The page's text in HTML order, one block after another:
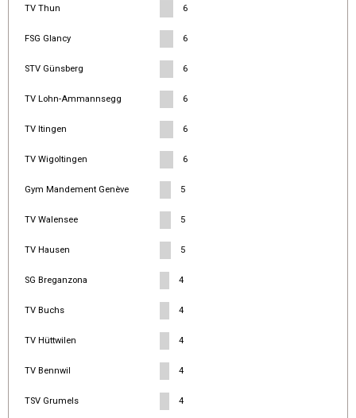
TV Thun 6
FSG Glancy 6
STV Günsberg 6
TV Lohn-Ammannsegg 6
TV Itingen 6
TV Wigoltingen 6
Gym Mandement Genève 5
TV Walensee 5
TV Hausen 5
SG Breganzona 4
TV Buchs 4
TV Hüttwilen 4
TV Bennwil 4
TSV Grumels 4